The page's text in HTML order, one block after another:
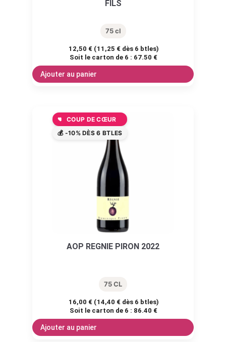
FILS
75 cl
12,50 € (11,25 € dès 6 btles)
Soit le carton de 6 : 67.50 €
Ajouter au panier
COUP DE CŒUR
💰 -10% DÈS 6 BTLES
AOP REGNIE PIRON 2022
75 CL
16,00 € (14,40 € dès 6 btles)
Soit le carton de 6 : 86.40 €
Ajouter au panier